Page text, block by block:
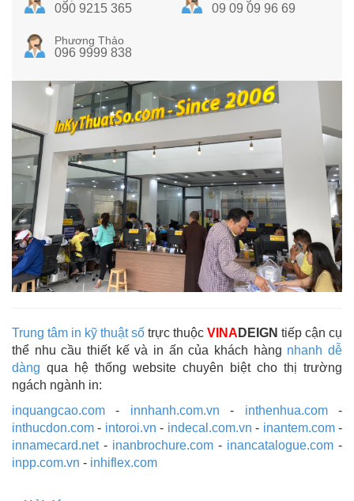
090 9215 365 09 09 09 96 69
Phương Thảo
096 9999 838
Trung tâm in kỹ thuật số trực thuộc VINA DEIGN tiếp cận cụ
thể nhu cầu thiết kế và in ấn của khách hàng nhanh dễ
dàng qua hệ thống website chuyên biệt cho thị trường
ngách ngành in:
inquangcao.com - innhanh.com.vn - inthenhua.com-
inthucdon.com - intoroi.vn - indecal.com.vn - inantem.com-
innamecard.net- inanbrochure.com - inancatalogue.com -
inpp.com.vn - inhiflex.com